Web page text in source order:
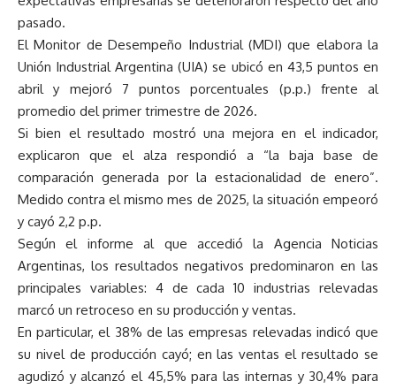
pasado.
El Monitor de Desempeño Industrial (MDI) que elabora la
Unión Industrial Argentina (UIA) se ubicó en 43,5 puntos en
abril y mejoró 7 puntos porcentuales (p.p.) frente al
promedio del primer trimestre de 2026.
Si bien el resultado mostró una mejora en el indicador,
explicaron que el alza respondió a “la baja base de
comparación generada por la estacionalidad de enero”.
Medido contra el mismo mes de 2025, la situación empeoró
y cayó 2,2 p.p.
Según el informe al que accedió la Agencia Noticias
Argentinas, los resultados negativos predominaron en las
principales variables: 4 de cada 10 industrias relevadas
marcó un retroceso en su producción y ventas.
En particular, el 38% de las empresas relevadas indicó que
su nivel de producción cayó; en las ventas el resultado se
agudizó y alcanzó el 45,5% para las internas y 30,4% para